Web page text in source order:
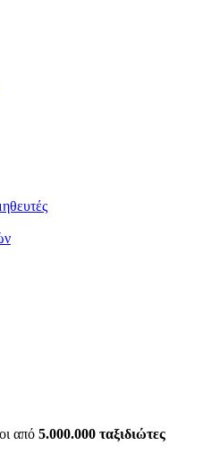
από 5.000.000 ταξιδιώτες